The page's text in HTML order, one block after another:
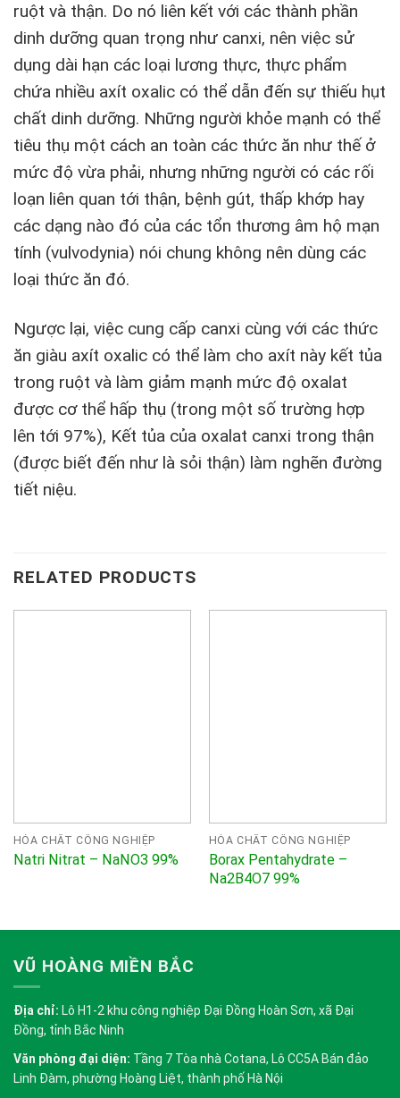
ruột và thận. Do nó liên kết với các thành phần
dinh dưỡng quan trọng như canxi, nên việc sử
dụng dài hạn các loại lương thực, thực phẩm
chứa nhiều axít oxalic có thể dẫn đến sự thiếu hụt
chất dinh dưỡng. Những người khỏe mạnh có thể
tiêu thụ một cách an toàn các thức ăn như thế ở
mức độ vừa phải, nhưng những người có các rối
loạn liên quan tới thận, bệnh gút, thấp khớp hay
các dạng nào đó của các tổn thương âm hộ mạn
tính (vulvodynia) nói chung không nên dùng các
loại thức ăn đó.
Ngược lại, việc cung cấp canxi cùng với các thức
ăn giàu axít oxalic có thể làm cho axít này kết tủa
trong ruột và làm giảm mạnh mức độ oxalat
được cơ thể hấp thụ (trong một số trường hợp
lên tới 97%), Kết tủa của oxalat canxi trong thận
(được biết đến như là sỏi thận) làm nghẽn đường
tiết niệu.
RELATED PRODUCTS
HÓA CHẤT CÔNG NGHIỆP
Natri Nitrat – NaNO3 99%
HÓA CHẤT CÔNG NGHIỆP
Borax Pentahydrate –
Na2B4O7 99%
VŨ HOÀNG MIỀN BẮC
Địa chỉ: Lô H1-2 khu công nghiệp Đại Đồng Hoàn Sơn, xã Đại
Đồng, tỉnh Bắc Ninh
Văn phòng đại diện: Tầng 7 Tòa nhà Cotana, Lô CC5A Bán đảo
Linh Đàm, phường Hoàng Liệt, thành phố Hà Nội